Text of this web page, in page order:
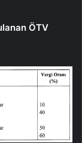
ÖTV